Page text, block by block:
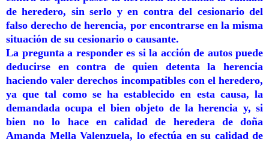
de heredero, sin serlo y en contra del cesionario del
falso derecho de herencia, por encontrarse en la misma
situación de su cesionario o causante.
La pregunta a responder es si la acción de autos puede
deducirse en contra de quien detenta la herencia
haciendo valer derechos incompatibles con el heredero,
ya que tal como se ha establecido en esta causa, la
demandada ocupa el bien objeto de la herencia y, si
bien no lo hace en calidad de heredera de doña
Amanda Mella Valenzuela, lo efectúa en su calidad de